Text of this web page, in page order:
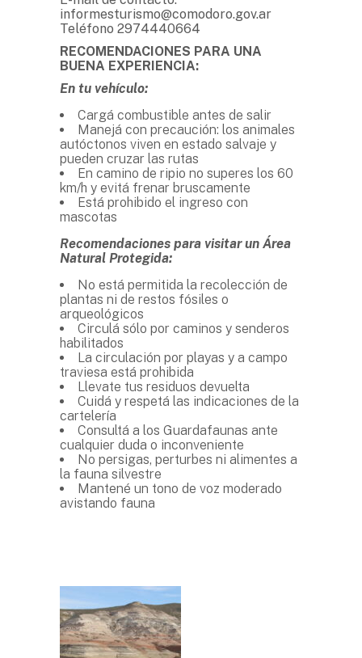
informesturismo@comodoro.gov.ar
Teléfono 2974440664
RECOMENDACIONES PARA UNA
BUENA EXPERIENCIA:
En tu vehículo:
Cargá combustible antes de salir
Manejá con precaución: los animales
autóctonos viven en estado salvaje y
pueden cruzar las rutas
En camino de ripio no superes los 60
km/h y evitá frenar bruscamente
Está prohibido el ingreso con
mascotas
Recomendaciones para visitar un Área
Natural Protegida:
No está permitida la recolección de
plantas ni de restos fósiles o
arqueológicos
Circulá sólo por caminos y senderos
habilitados
La circulación por playas y a campo
traviesa está prohibida
Llevate tus residuos devuelta
Cuidá y respetá las indicaciones de la
cartelería
Consultá a los Guardafaunas ante
cualquier duda o inconveniente
No persigas, perturbes ni alimentes a
la fauna silvestre
Mantené un tono de voz moderado
avistando fauna